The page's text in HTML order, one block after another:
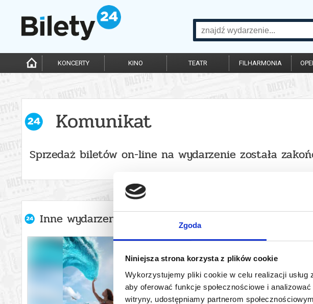
Zgoda
Niniejsza strona korzysta z plików cookie
Wykorzystujemy pliki cookie w celu realizacji usług
aby oferować funkcje społecznościowe i
witryny, udostępniamy partnerom
KONCERTY KINO TEATR FILHARMONIA
Komunikat
Sprzedaż biletów on-line na wydarzenie została
Inne wydarzenia organizatora